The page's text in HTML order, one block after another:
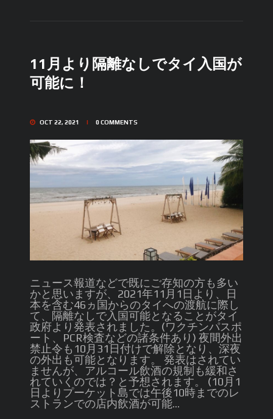
11月より隔離なしでタイ入国が
可能に！
OCT 22, 2021 0COMMENTS
ニュース報道などで既にご存知の方も多い
かと思いますが、2021年11月1日より、日
本を含む46ヵ国からのタイへの渡航に際し
て、隔離なしで入国可能となることがタイ
政府より発表されました。(ワクチンパスポ
ート、PCR検査などの諸条件あり) 夜間外出
禁止令も10月31日付けで解除となり、深夜
の外出も可能となります。 発表はされてい
ませんが、アルコール飲酒の規制も緩和さ
れていくのでは？と予想されます。 (10月1
日よりプーケット島では午後10時までのレ
ストランでの店内飲酒が可能...